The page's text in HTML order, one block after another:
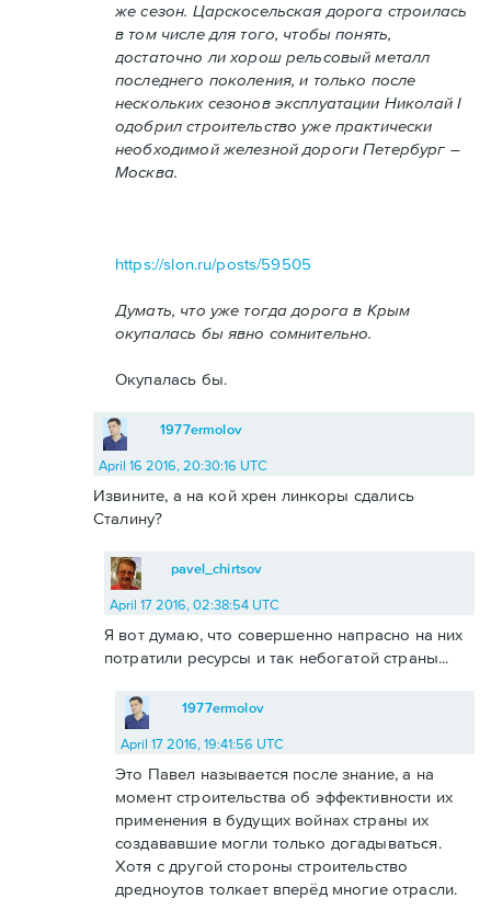
же сезон. Царскосельская дорога строилась
в том числе для того, чтобы понять,
достаточно ли хорош рельсовый металл
последнего поколения, и только после
нескольких сезонов эксплуатации Николай I
одобрил строительство уже практически
необходимой железной дороги Петербург –
Москва.
https://slon.ru/posts/59505
Думать, что уже тогда дорога в Крым
окупалась бы явно сомнительно.
Окупалась бы.
1977ermolov
April 16 2016, 20:30:16 UTC
Извините, а на кой хрен линкоры сдались
Сталину?
pavel_chirtsov
April 17 2016, 02:38:54 UTC
Я вот думаю, что совершенно напрасно на них
потратили ресурсы и так небогатой страны...
1977ermolov
April 17 2016, 19:41:56 UTC
Это Павел называется после знание, а на
момент строительства об эффективности их
применения в будущих войнах страны их
создававшие могли только догадываться.
Хотя с другой стороны строительство
дредноутов толкает вперёд многие отрасли.